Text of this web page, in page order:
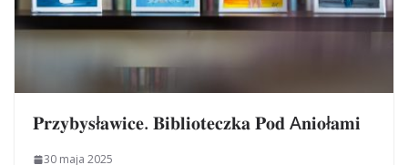
𝐏𝐫𝐳𝐲𝐛𝐲𝐬ł𝐚𝐰𝐢𝐜𝐞. 𝐁𝐢𝐛𝐥𝐢𝐨𝐭𝐞𝐜𝐳𝐤𝐚 𝐏𝐨𝐝 A𝐧𝐢𝐨ł𝐚𝐦𝐢
30 maja 2025